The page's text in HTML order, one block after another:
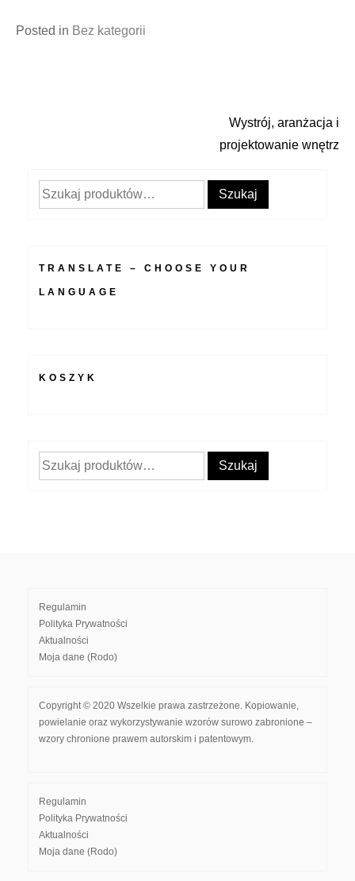
Posted in Bez kategorii
Wystrój, aranżacja i
projektowanie wnętrz
Szukaj: Szukaj
TRANSLATE – CHOOSE YOUR
LANGUAGE
KOSZYK
Szukaj: Szukaj
Regulamin
Polityka Prywatności
Aktualności
Moja dane (Rodo)
Copyright © 2020 Wszelkie prawa zastrzeżone. Kopiowanie,
powielanie oraz wykorzystywanie wzorów surowo zabronione –
wzory chronione prawem autorskim i patentowym.
Regulamin
Polityka Prywatności
Aktualności
Moja dane (Rodo)